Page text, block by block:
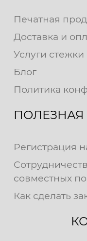
Печатная
Доставка и
Услуги стежки
Блог
Политика
Регистрация
совместных
Как сделать